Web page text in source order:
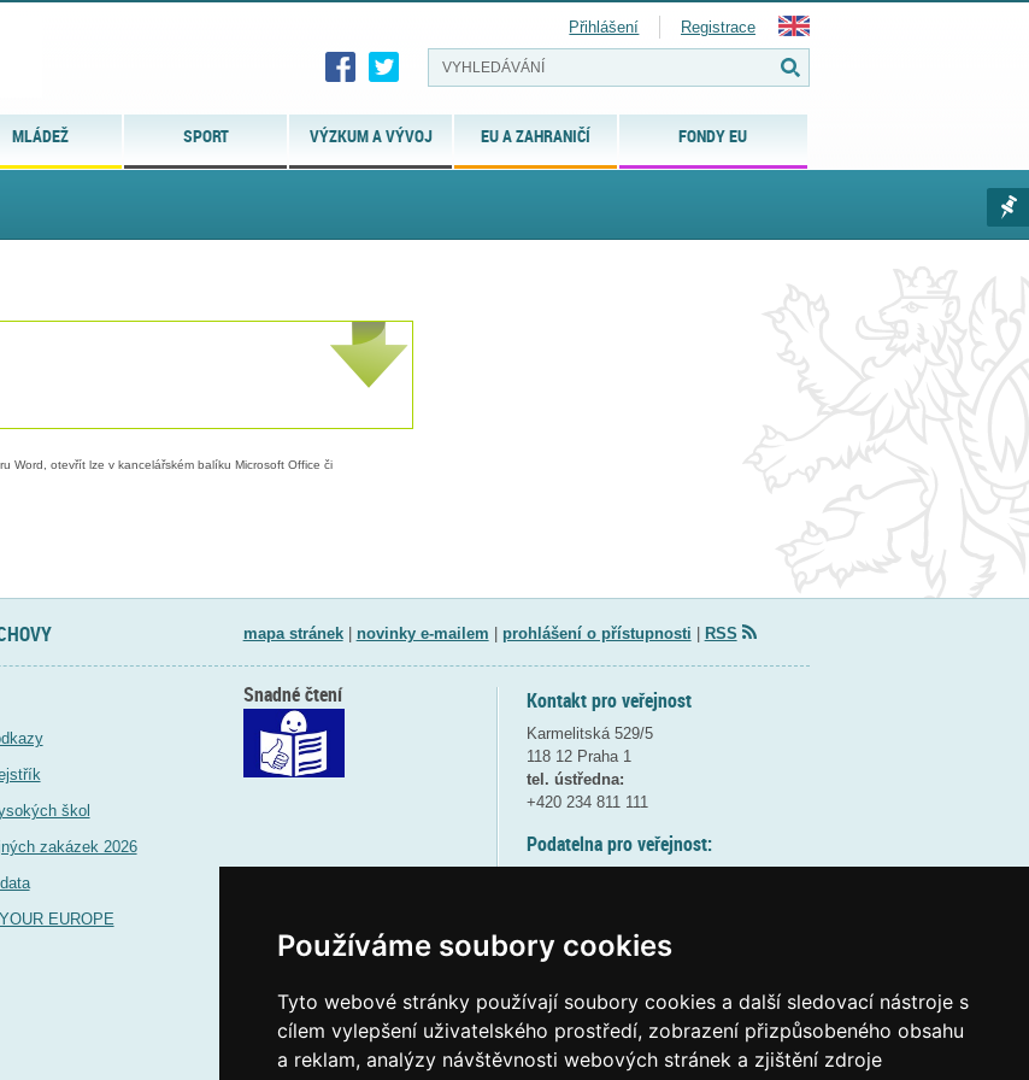
Používáme soubory cookies
Tyto webové stránky používají soubory cookies a další sledovací nástroje s
cílem vylepšení uživatelského prostředí, zobrazení přizpůsobeného obsahu
a reklam, analýzy návštěvnosti webových stránek a zjištění zdroje
MLÁDEŽ SPORT VÝZKUM A VÝVOJ EU A ZAHRANIČÍ FONDY EU
Přihlášení Registrace
Word, otevřít lze v kancelářském balíku Microsoft Office či
mapa stránek| novinky e-mailem prohlášení o přístupnosti RSS
škol
zakázek 2026
EUROPE
Kontakt pro veřejnost
Karmelitská 529/5
118 12 Praha 1
tel. ústředna:
+420 234 811 111
Podatelna pro veřejnost:
(více informací
Elektronická podatelna:
posta@msmtgov cz
Snadné čtení